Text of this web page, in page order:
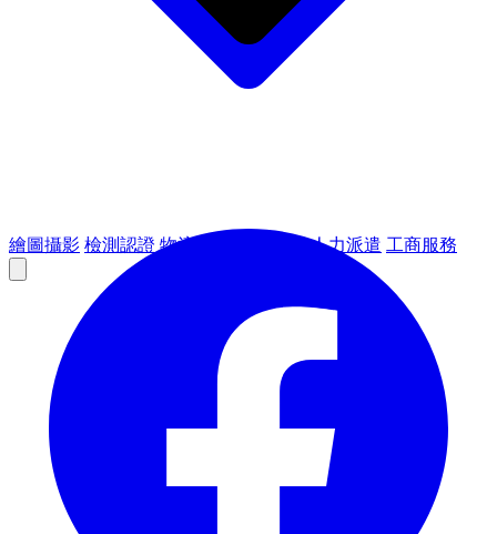
繪圖攝影 檢測認證 物流倉儲 人力派遣 工商服務